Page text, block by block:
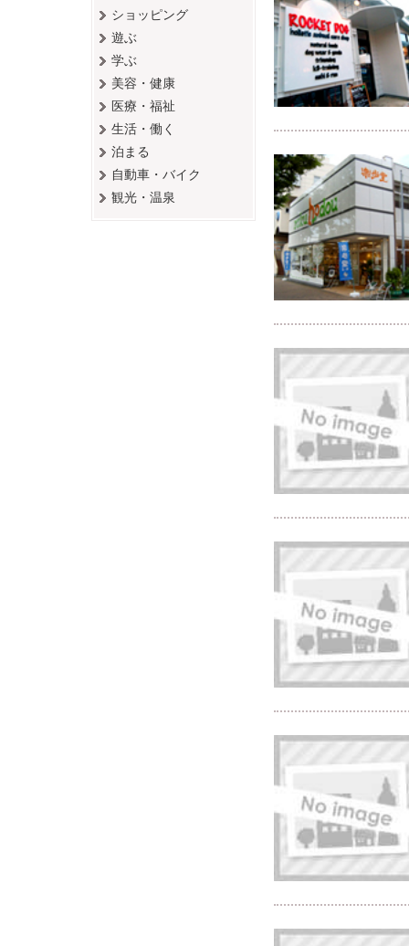
ショッピング
遊ぶ
学ぶ
美容・健康
医療・福祉
生活・働く
泊まる
自動車・バイク
観光・温泉